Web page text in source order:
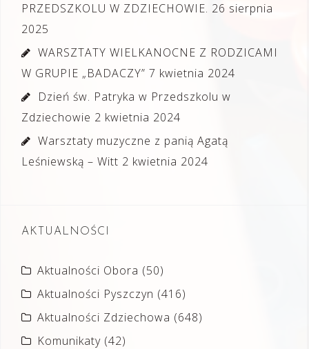
PRZEDSZKOLU W ZDZIECHOWIE. 26 sierpnia
2025
WARSZTATY WIELKANOCNE Z RODZICAMI
W GRUPIE „BADACZY” 7 kwietnia 2024
Dzień św. Patryka w Przedszkolu w
Zdziechowie 2 kwietnia 2024
Warsztaty muzyczne z panią Agatą
Leśniewską – Witt 2 kwietnia 2024
AKTUALNOŚCI
Aktualności Obora (50)
Aktualności Pyszczyn (416)
Aktualności Zdziechowa (648)
Komunikaty (42)